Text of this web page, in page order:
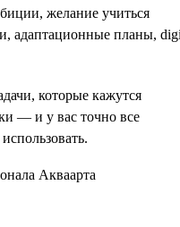
желание учиться
адаптационные планы,
которые кажутся
— и у вас точно все